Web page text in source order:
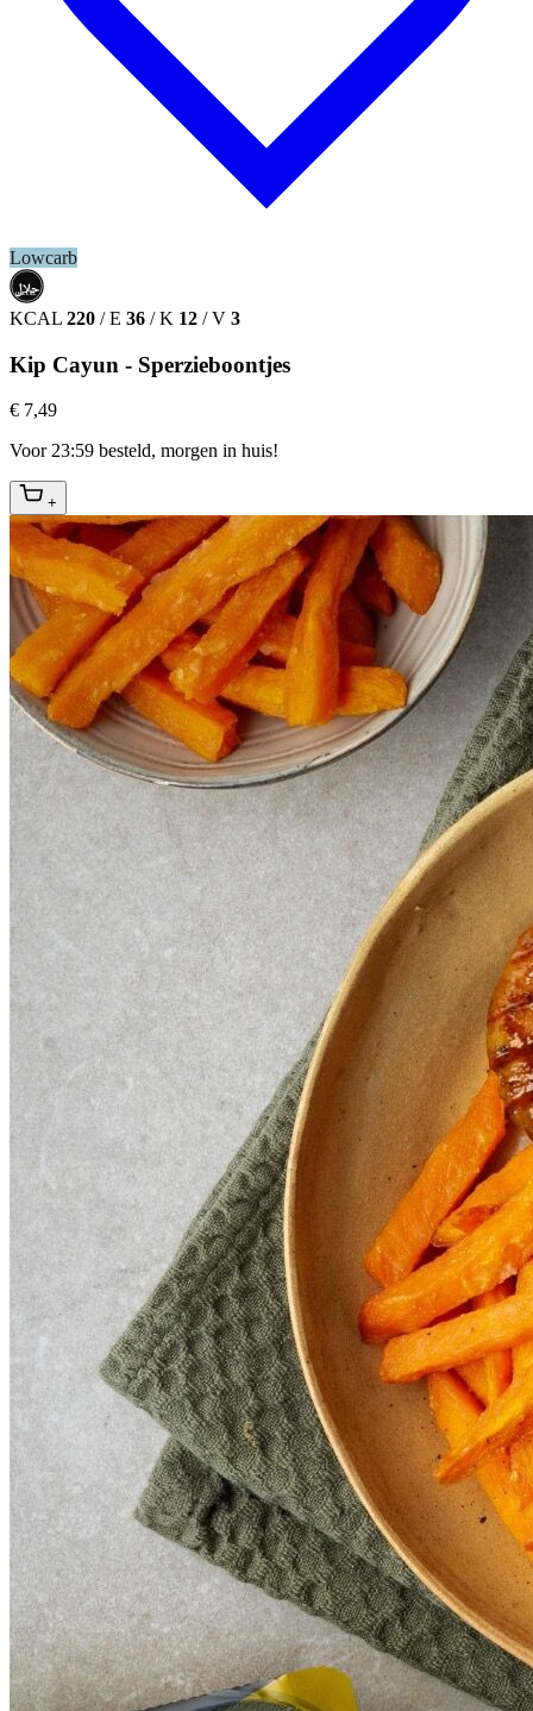
Lowcarb
حلال
HALAL
KCAL 220 / E 36 / K 12 / V 3
Kip Cayun - Sperzieboontjes
€ 7,49
Voor 23:59 besteld, morgen in huis!
+